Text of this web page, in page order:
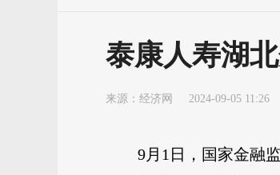
泰康人寿湖
来源： 经济网 2024-09-05 11:26
9月1日，国家金融